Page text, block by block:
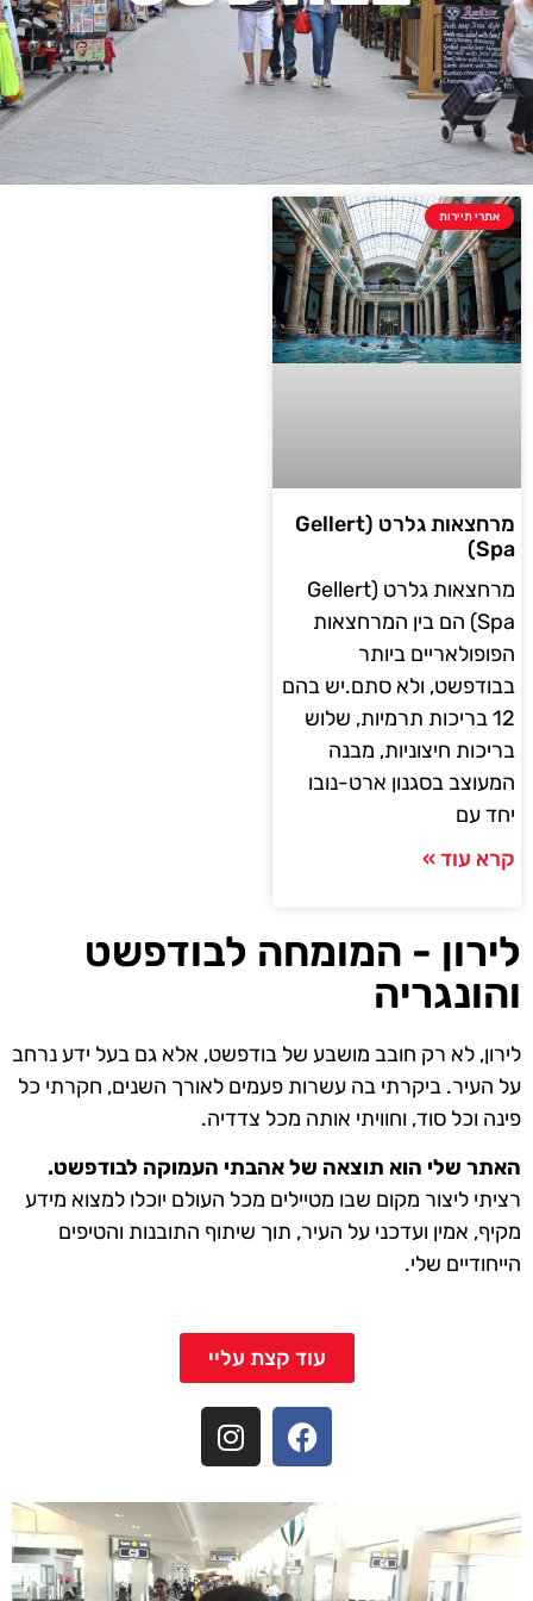
אתרי תיירות
מרחצאות גלרט (Gellert
Spa)
מרחצאות גלרט (Gellert
Spa) הם בין המרחצאות
הפופולאריים ביותר
בבודפשט, ולא סתם.יש בהם
12 בריכות תרמיות, שלוש
בריכות חיצוניות, מבנה
המעוצב בסגנון ארט-נובו
יחד עם
קרא עוד »
לירון - המומחה לבודפשט
והונגריה
לירון, לא רק חובב מושבע של בודפשט, אלא גם בעל ידע נרחב
על העיר. ביקרתי בה עשרות פעמים לאורך השנים, חקרתי כל
פינה וכל סוד, וחוויתי אותה מכל צדדיה.
האתר שלי הוא תוצאה של אהבתי העמוקה לבודפשט.
רציתי ליצור מקום שבו מטיילים מכל העולם יוכלו למצוא מידע
מקיף, אמין ועדכני על העיר, תוך שיתוף התובנות והטיפים
הייחודיים שלי.
עוד קצת עליי